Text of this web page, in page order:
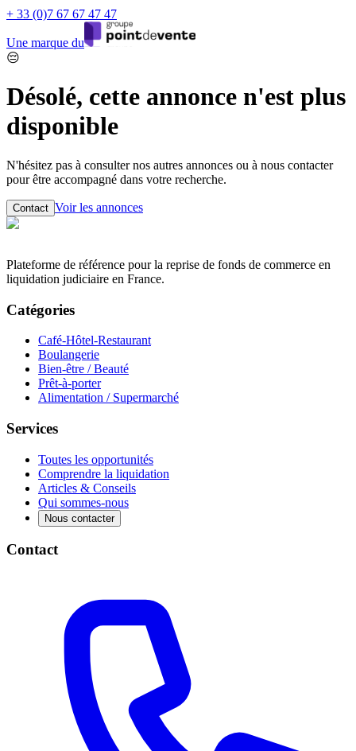
+ 33 (0)7 67 67 47 47
Une marque du
😔
Désolé, cette annonce n'est plus
disponible
N'hésitez pas à consulter nos autres annonces ou à nous contacter
pour être accompagné dans votre recherche.
Contact Voir les annonces
Plateforme de référence pour la reprise de fonds de commerce en
liquidation judiciaire en France.
Catégories
Café-Hôtel-Restaurant
Boulangerie
Bien-être / Beauté
Prêt-à-porter
Alimentation / Supermarché
Services
Toutes les opportunités
Comprendre la liquidation
Articles & Conseils
Qui sommes-nous
Nous contacter
Contact